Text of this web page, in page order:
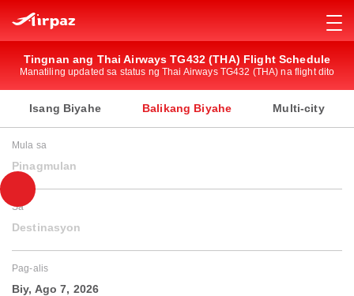
Tingnan ang Thai Airways TG432 (THA) Flight Schedule
Manatiling updated sa status ng Thai Airways TG432 (THA) na flight dito
Isang Biyahe Balikang Biyahe Multi-city
Mula sa
Pinagmulan
Sa
Destinasyon
Pag-alis
Biy, Ago 7, 2026